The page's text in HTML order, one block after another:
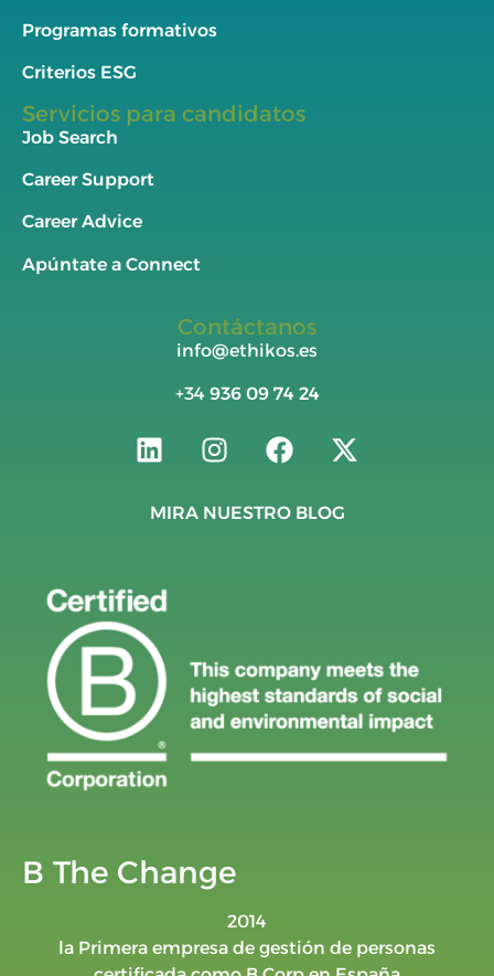
Programas formativos
Criterios ESG
Servicios para candidatos
Job Search
Career Support
Career Advice
Apúntate a Connect
Contáctanos
info@ethikos.es
+34 936 09 74 24
MIRA NUESTRO BLOG
B The Change
2014
la Primera empresa de gestión de personas